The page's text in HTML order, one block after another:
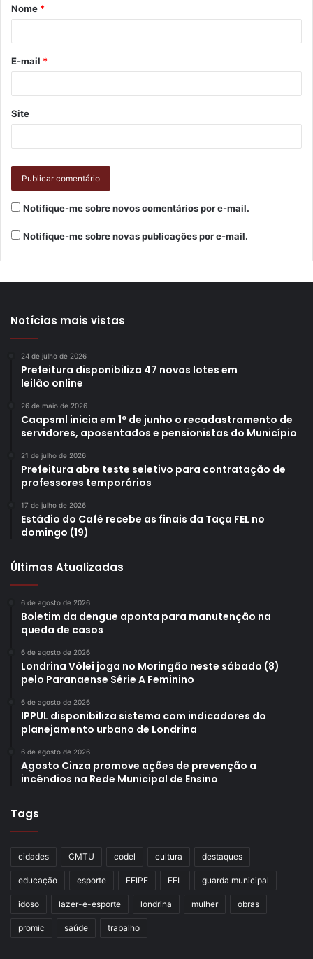
Nome *
E-mail *
Site
Notifique-me sobre novos comentários por e-mail.
Notifique-me sobre novas publicações por e-mail.
Notícias mais vistas
24 de julho de 2026
Prefeitura disponibiliza 47 novos lotes em
leilão online
26 de maio de 2026
Caapsml inicia em 1º de junho o recadastramento de
servidores, aposentados e pensionistas do Município
21 de julho de 2026
Prefeitura abre teste seletivo para contratação de
professores temporários
17 de julho de 2026
Estádio do Café recebe as finais da Taça FEL no
domingo (19)
Últimas Atualizadas
6 de agosto de 2026
Boletim da dengue aponta para manutenção na
queda de casos
6 de agosto de 2026
Londrina Vôlei joga no Moringão neste sábado (8)
pelo Paranaense Série A Feminino
6 de agosto de 2026
IPPUL disponibiliza sistema com indicadores do
planejamento urbano de Londrina
6 de agosto de 2026
Agosto Cinza promove ações de prevenção a
incêndios na Rede Municipal de Ensino
Tags
cidades CMTU codel cultura destaques
educação esporte FEIPE FEL guarda municipal
idoso lazer-e-esporte londrina mulher obras
promic saúde trabalho